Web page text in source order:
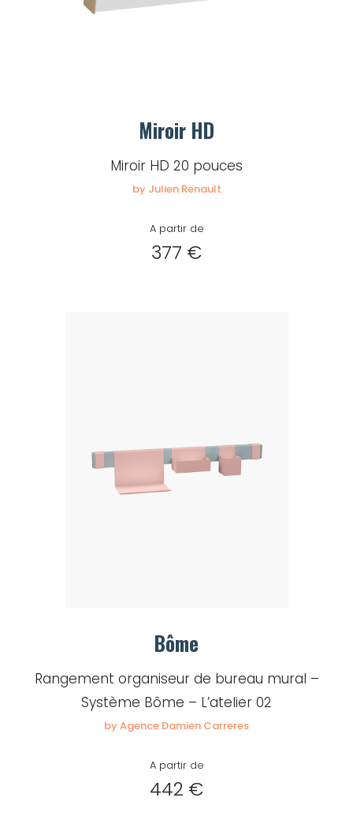
Miroir HD
Miroir HD 20 pouces
by Julien Renault
A partir de
377 €
Bôme
Rangement organiseur de bureau mural –
Système Bôme – L’atelier 02
by Agence Damien Carreres
A partir de
442 €